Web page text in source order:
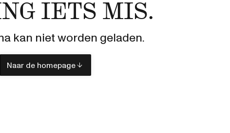
IETS MIS.
kan niet worden geladen.
Naar de homepage